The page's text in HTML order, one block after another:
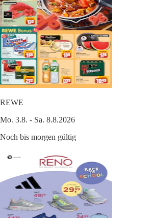
REWE
Mo. 3.8. - Sa. 8.8.2026
Noch bis morgen gültig